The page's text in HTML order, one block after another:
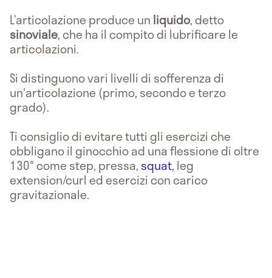
L’articolazione produce un liquido, detto
sinoviale, che ha il compito di lubrificare le
articolazioni.
Si distinguono vari livelli di sofferenza di
un'articolazione (primo, secondo e terzo
grado).
Ti consiglio di evitare tutti gli esercizi che
obbligano il ginocchio ad una flessione di oltre
130° come step, pressa, squat, leg
extension/curl ed esercizi con carico
gravitazionale.